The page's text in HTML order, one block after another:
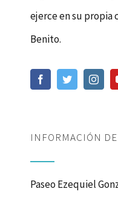
ejerce en su propia
Benito.
INFORMACIÓN
Paseo Ezequiel